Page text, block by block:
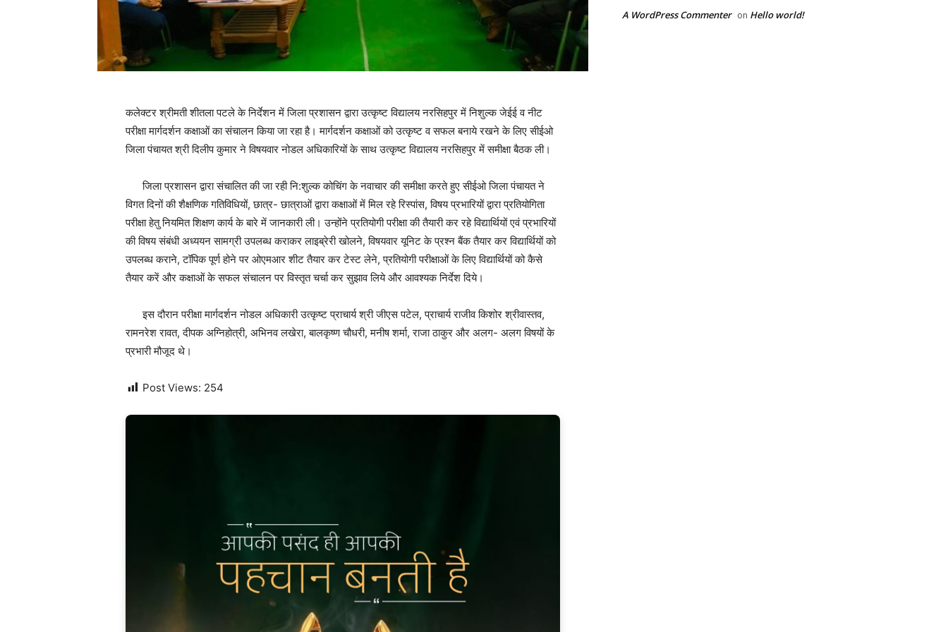
कलेक्टर श्रीमती शीतला पटले के निर्देशन में जिला प्रशासन द्वारा उत्कृष्ट विद्यालय नरसिहपुर में निशुल्क जेईई व नीट
परीक्षा मार्गदर्शन कक्षाओं का संचालन किया जा रहा है। मार्गदर्शन कक्षाओं को उत्कृष्ट व सफल बनाये रखने के लिए सीईओ
जिला पंचायत श्री दिलीप कुमार ने विषयवार नोडल अधिकारियों के साथ उत्कृष्ट विद्यालय नरसिहपुर में समीक्षा बैठक ली।
जिला प्रशासन द्वारा संचालित की जा रही नि:शुल्क कोचिंग के नवाचार की समीक्षा करते हुए सीईओ जिला पंचायत ने
विगत दिनों की शैक्षणिक गतिविधियों, छात्र- छात्राओं द्वारा कक्षाओं में मिल रहे रिस्पांस, विषय प्रभारियों द्वारा प्रतियोगिता
परीक्षा हेतु नियमित शिक्षण कार्य के बारे में जानकारी ली। उन्होंने प्रतियोगी परीक्षा की तैयारी कर रहे विद्यार्थियों एवं प्रभारियों
की विषय संबंधी अध्ययन सामग्री उपलब्ध कराकर लाइब्रेरी खोलने, विषयवार यूनिट के प्रश्न बैंक तैयार कर विद्यार्थियों को
उपलब्ध कराने, टॉपिक पूर्ण होने पर ओएमआर शीट तैयार कर टेस्ट लेने, प्रतियोगी परीक्षाओं के लिए विद्यार्थियों को कैसे
तैयार करें और कक्षाओं के सफल संचालन पर विस्तृत चर्चा कर सुझाव लिये और आवश्यक निर्देश दिये।
इस दौरान परीक्षा मार्गदर्शन नोडल अधिकारी उत्कृष्ट प्राचार्य श्री जीएस पटेल, प्राचार्य राजीव किशोर श्रीवास्तव,
रामनरेश रावत, दीपक अग्निहोत्री, अभिनव लखेरा, बालकृष्ण चौधरी, मनीष शर्मा, राजा ठाकुर और अलग- अलग विषयों के
प्रभारी मौजूद थे।
Post Views: 254
A WordPress Commenter on Hello world!